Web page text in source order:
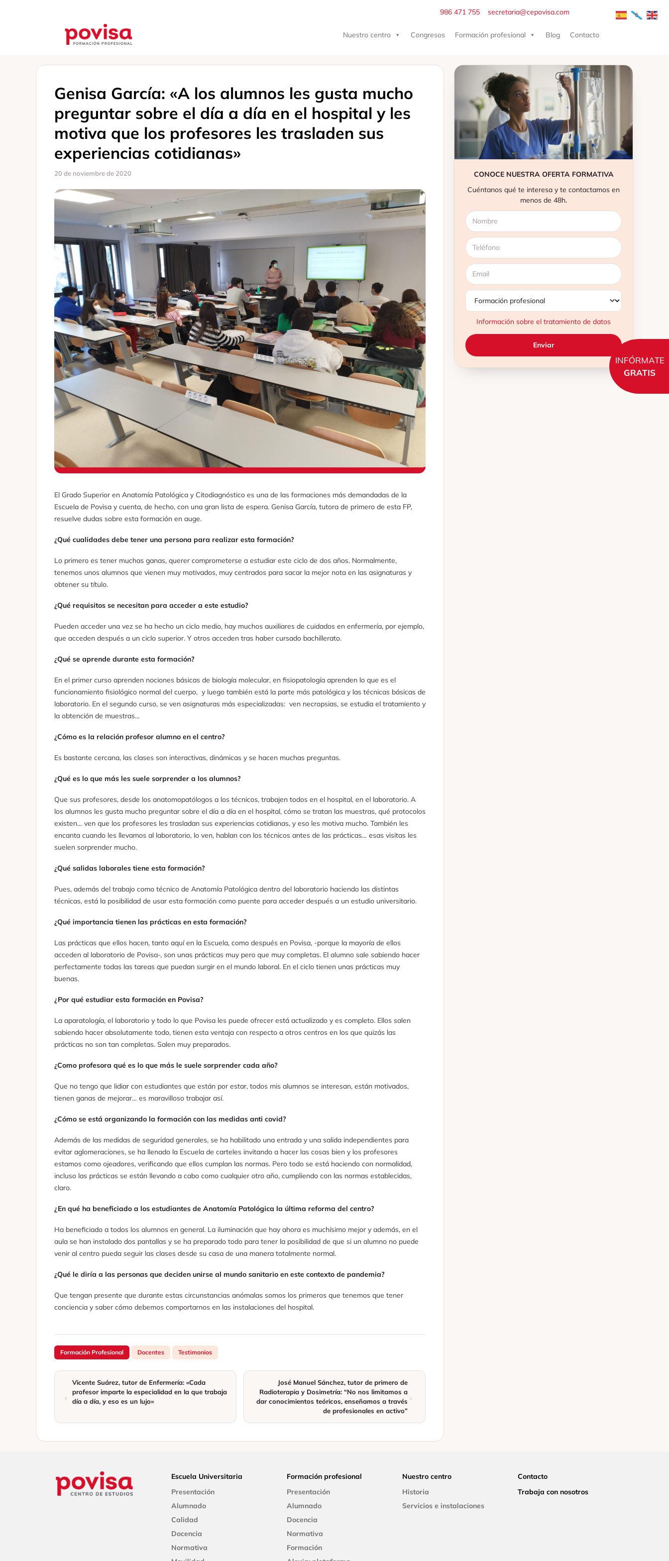
INFÓRMATE
GRATIS
Nuestro centro
Congresos Formación profesional Blog Contacto
986 471 755 secretaria@cepovisa.com
Genisa García: «A los alumnos les gusta mucho
preguntar sobre el día a día en el hospital y les
motiva que los profesores les trasladen sus
experiencias cotidianas»
20 de noviembre de 2020
El Grado Superior en Anatomía Patológica y Citodiagnóstico es una de las formaciones más demandadas de la
Escuela de Povisa y cuenta, de hecho, con una gran lista de espera. Genisa García, tutora de primero de esta FP,
resuelve dudas sobre esta formación en auge.
¿Qué cualidades debe tener una persona para realizar esta formación?
Lo primero es tener muchas ganas, querer comprometerse a estudiar este ciclo de dos años. Normalmente,
tenemos unos alumnos que vienen muy motivados, muy centrados para sacar la mejor nota en las asignaturas y
obtener su título.
¿Qué requisitos se necesitan para acceder a este estudio?
Pueden acceder una vez se ha hecho un ciclo medio, hay muchos auxiliares de cuidados en enfermería, por ejemplo,
que acceden después a un ciclo superior. Y otros acceden tras haber cursado bachillerato.
¿Qué se aprende durante esta formación?
En el primer curso aprenden nociones básicas de biología molecular, en fisiopatología aprenden lo que es el
funcionamiento fisiológico normal del cuerpo, y luego también está la parte más patológica y las técnicas básicas de
laboratorio. En el segundo curso, se ven asignaturas más especializadas: ven necropsias, se estudia el tratamiento y
la obtención de muestras…
¿Cómo es la relación profesor alumno en el centro?
Es bastante cercana, las clases son interactivas, dinámicas y se hacen muchas preguntas.
¿Qué es lo que más les suele sorprender a los alumnos?
Que sus profesores, desde los anatomopatólogos a los técnicos, trabajen todos en el hospital, en el laboratorio. A
los alumnos les gusta mucho preguntar sobre el día a día en el hospital, cómo se tratan las muestras, qué protocolos
existen… ven que los profesores les trasladan sus experiencias cotidianas, y eso les motiva mucho. También les
encanta cuando les llevamos al laboratorio, lo ven, hablan con los técnicos antes de las prácticas… esas visitas les
suelen sorprender mucho.
¿Qué salidas laborales tiene esta formación?
Pues, además del trabajo como técnico de Anatomía Patológica dentro del laboratorio haciendo las distintas
técnicas, está la posibilidad de usar esta formación como puente para acceder después a un estudio universitario.
¿Qué importancia tienen las prácticas en esta formación?
Las prácticas que ellos hacen, tanto aquí en la Escuela, como después en Povisa, -porque la mayoría de ellos
acceden al laboratorio de Povisa-, son unas prácticas muy pero que muy completas. El alumno sale sabiendo hacer
perfectamente todas las tareas que puedan surgir en el mundo laboral. En el ciclo tienen unas prácticas muy
buenas.
¿Por qué estudiar esta formación en Povisa?
La aparatología, el laboratorio y todo lo que Povisa les puede ofrecer está actualizado y es completo. Ellos salen
sabiendo hacer absolutamente todo, tienen esta ventaja con respecto a otros centros en los que quizás las
prácticas no son tan completas. Salen muy preparados.
¿Como profesora qué es lo que más le suele sorprender cada año?
Que no tengo que lidiar con estudiantes que están por estar, todos mis alumnos se interesan, están motivados,
tienen ganas de mejorar… es maravilloso trabajar así.
¿Cómo se está organizando la formación con las medidas anti covid?
Además de las medidas de seguridad generales, se ha habilitado una entrada y una salida independientes para
evitar aglomeraciones, se ha llenado la Escuela de carteles invitando a hacer las cosas bien y los profesores
estamos como ojeadores, verificando que ellos cumplan las normas. Pero todo se está haciendo con normalidad,
incluso las prácticas se están llevando a cabo como cualquier otro año, cumpliendo con las normas establecidas,
claro.
¿En qué ha beneficiado a los estudiantes de Anatomía Patológica la última reforma del centro?
Ha beneficiado a todos los alumnos en general. La iluminación que hay ahora es muchísimo mejor y además, en el
aula se han instalado dos pantallas y se ha preparado todo para tener la posibilidad de que si un alumno no puede
venir al centro pueda seguir las clases desde su casa de una manera totalmente normal.
¿Qué le diría a las personas que deciden unirse al mundo sanitario en este contexto de pandemia?
Que tengan presente que durante estas circunstancias anómalas somos los primeros que tenemos que tener
conciencia y saber cómo debemos comportarnos en las instalaciones del hospital.
Formación Profesional Docentes Testimonios
Vicente Suárez, tutor de Enfermería: «Cada
profesor imparte la especialidad en la que trabaja
día a día, y eso es un lujo»
José Manuel Sánchez, tutor de primero de
Radioterapia y Dosimetría: “No nos limitamos a
dar conocimientos teóricos, enseñamos a través
de profesionales en activo”
CONOCE NUESTRA OFERTA FORMATIVA
Cuéntanos qué te interesa y te contactamos en
menos de 48h.
Información sobre el tratamiento de datos
Escuela Universitaria
Presentación
Alumnado
Calidad
Docencia
Normativa
Formación profesional
Presentación
Alumnado
Docencia
Normativa
Formación
Nuestro centro
Historia
Servicios e instalaciones
Contacto
Trabaja con nosotros